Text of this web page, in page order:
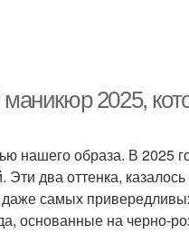
2025,
нашего образа. В 2025
два оттенка,
самых
основанные на черно-